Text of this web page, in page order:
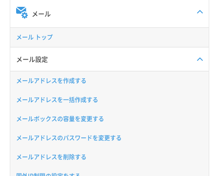
メール
メール トップ
メール設定
メールアドレスを作成する
メールアドレスを一括作成する
メールボックスの容量を変更する
メールアドレスのパスワードを変更する
メールアドレスを削除する